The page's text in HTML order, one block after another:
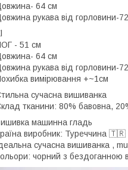
64 см
рукава від горловини-
- 51 см
64 см
рукава від горловини-
вимірювання +~1см
сучасна вишиванка
тканини: 80% бавовна,
машинна гладь
виробник: Туреччина 🇹🇷
сучасна вишиванка ,
чорний з бездоганною